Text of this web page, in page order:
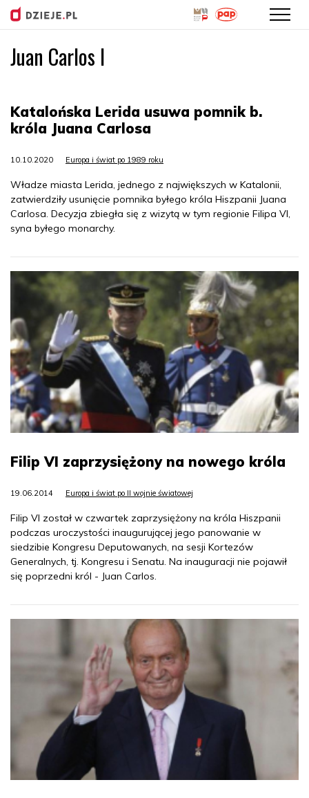
Juan Carlos I
Katalońska Lerida usuwa pomnik b.
króla Juana Carlosa
10.10.2020 Europa i świat po 1989 roku
Władze miasta Lerida, jednego z największych w Katalonii,
zatwierdziły usunięcie pomnika byłego króla Hiszpanii Juana
Carlosa. Decyzja zbiegła się z wizytą w tym regionie Filipa VI,
syna byłego monarchy.
Filip VI zaprzysiężony na nowego króla
19.06.2014 Europa i świat po II wojnie światowej
Filip VI został w czwartek zaprzysiężony na króla Hiszpanii
podczas uroczystości inaugurującej jego panowanie w
siedzibie Kongresu Deputowanych, na sesji Kortezów
Generalnych, tj. Kongresu i Senatu. Na inauguracji nie pojawił
się poprzedni król - Juan Carlos.